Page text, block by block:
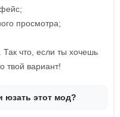
просмотра;
что, если ты хочешь
твой вариант!
юзать этот мод?